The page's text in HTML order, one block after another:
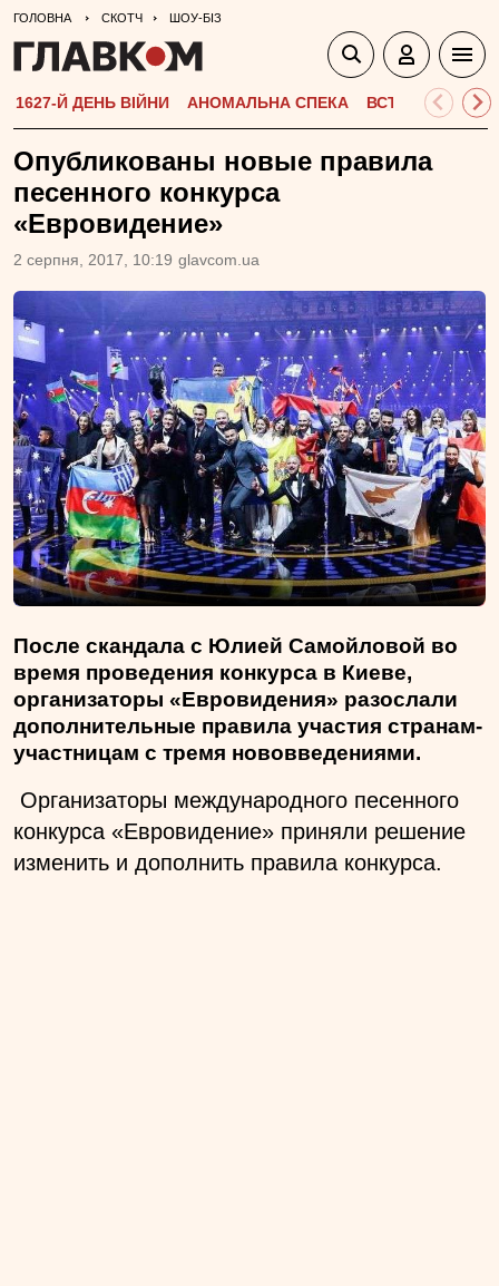
ГОЛОВНА СКОТЧ ШОУ-БІЗ
1627-Й ДЕНЬ ВІЙНИ АНОМАЛЬНА СПЕКА ВСТУПНА
Опубликованы новые правила
песенного конкурса
«Евровидение»
2 серпня, 2017, 10:19 glavcom.ua
После скандала с Юлией Самойловой во
время проведения конкурса в Киеве,
организаторы «Евровидения» разослали
дополнительные правила участия странам-
участницам с тремя нововведениями.
Организаторы международного песенного
конкурса «Евровидение» приняли решение
изменить и дополнить правила конкурса.